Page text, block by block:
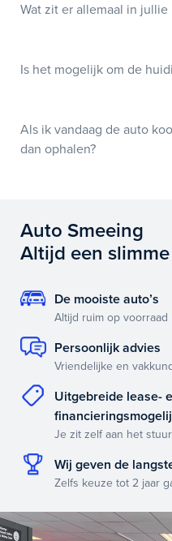
Wat zit er allemaal in
Is het mogelijk om de
Als ik vandaag de auto
dan ophalen?
Auto Smeeing
Altijd een
De mooiste auto’s
Altijd ruim op voorraad
Persoonlijk advies
Vriendelijke en
Uitgebreide lease-
Je zit zelf aan het
Wij geven de
Zelfs keuze tot 2 jaar